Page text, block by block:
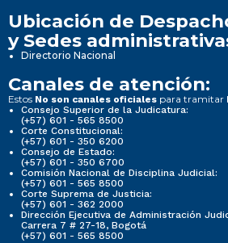
Ubicación de
y Sedes
Directorio Nacional
Canales de atención:
Estos No son canales oficiales para tramitar
Consejo Superior de la Judicatura:
(+57) 601 - 565 8500
Corte Constitucional:
(+57) 601 - 350 6200
Consejo de Estado:
(+57) 601 - 350 6700
Comisión Nacional de Disciplina Judicial:
(+57) 601 - 565 8500
Corte Suprema de Justicia:
(+57) 601 - 362 2000
Dirección Ejecutiva de Administración
Carrera 7 # 27-18, Bogotá
(+57) 601 - 565 8500